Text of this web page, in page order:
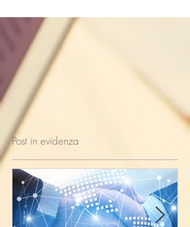
Post in evidenza